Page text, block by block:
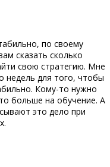
по своему
сказать сколько
свою стратегию. Мне
недель для того, чтобы
Кому-то нужно
больше на обучение. А
это дело при